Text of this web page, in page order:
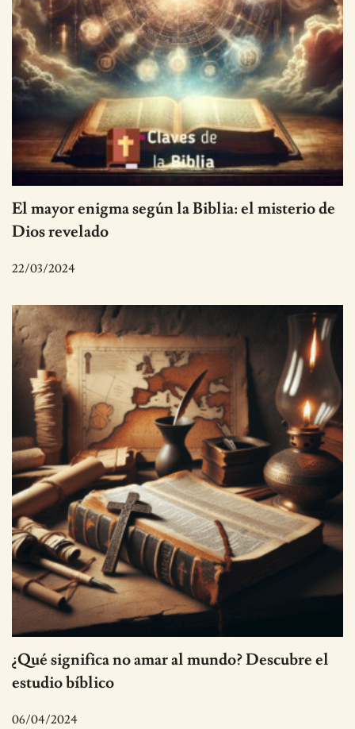
El mayor enigma según la Biblia: el misterio de
Dios revelado
22/03/2024
¿Qué significa no amar al mundo? Descubre el
estudio bíblico
06/04/2024